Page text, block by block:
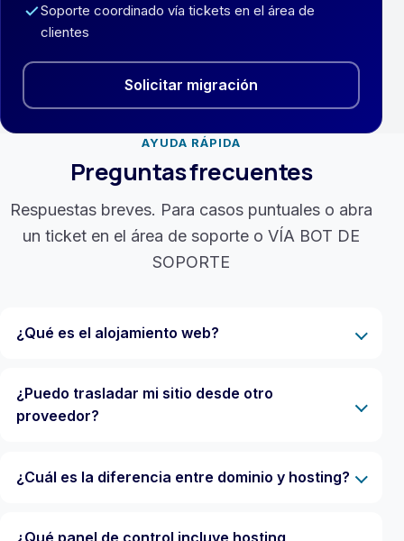
Soporte coordinado vía tickets en el área de
clientes
Solicitar migración
AYUDA RÁPIDA
Preguntas frecuentes
Respuestas breves. Para casos puntuales o abra
un ticket en el área de soporte o VÍA BOT DE
SOPORTE
¿Qué es el alojamiento web?
¿Puedo trasladar mi sitio desde otro
proveedor?
¿Cuál es la diferencia entre dominio y hosting?